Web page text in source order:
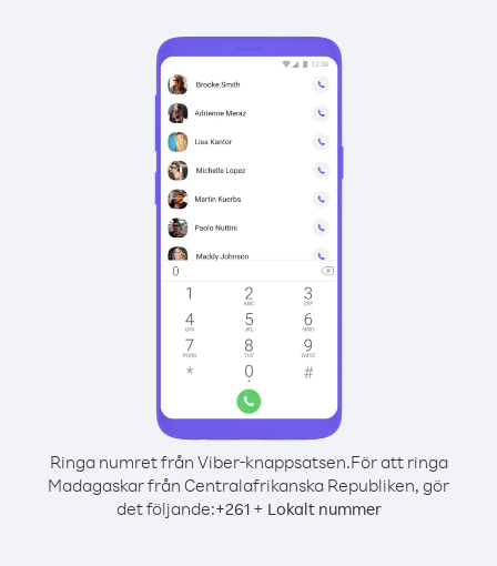
Ringa numret från Viber-knappsatsen.För att ringa
Madagaskar från Centralafrikanska Republiken, gör
det följande:+261+ Lokalt nummer